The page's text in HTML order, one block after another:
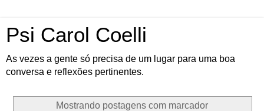
Psi Carol Coelli
As vezes a gente só precisa de um lugar para uma boa
conversa e reflexões pertinentes.
Mostrando postagens com marcador